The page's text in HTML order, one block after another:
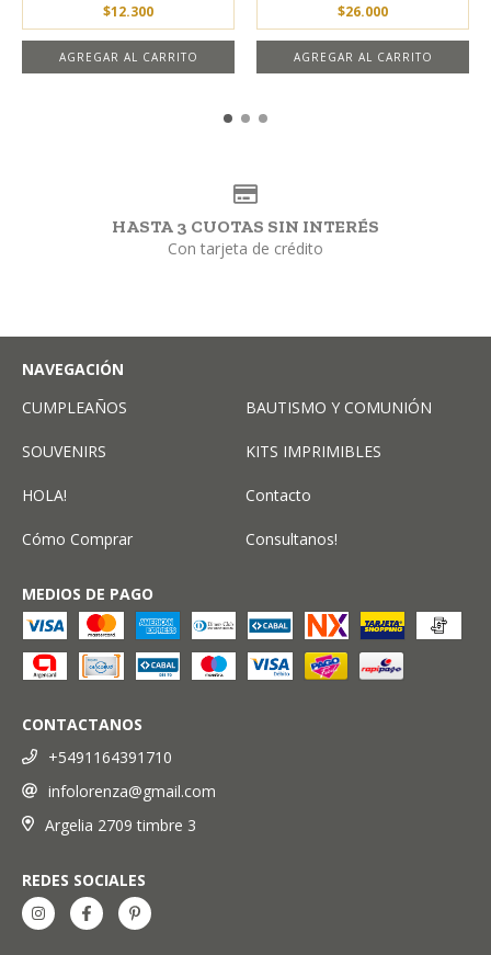
$12.300
$26.000
HASTA 3 CUOTAS SIN INTERÉS
Con tarjeta de crédito
NAVEGACIÓN
CUMPLEAÑOS
BAUTISMO Y COMUNIÓN
SOUVENIRS KITS IMPRIMIBLES
HOLA! Contacto
Cómo Comprar Consultanos!
MEDIOS DE PAGO
CONTACTANOS
+5491164391710
infolorenza@gmail.com
Argelia 2709 timbre 3
REDES SOCIALES